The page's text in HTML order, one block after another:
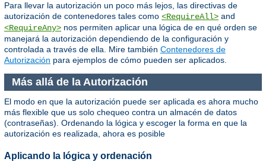
Para llevar la autorización un poco más lejos, las directivas de
autorización de contenedores tales como <RequireAll> and
<RequireAny> nos permiten aplicar una lógica de en qué orden se
manejará la autorización dependiendo de la configuración y
controlada a través de ella. Mire también Contenedores de
Autorización para ejemplos de cómo pueden ser aplicados.
Más allá de la Autorización
El modo en que la autorización puede ser aplicada es ahora mucho
más flexible que us solo chequeo contra un almacén de datos
(contraseñas). Ordenando la lógica y escoger la forma en que la
autorización es realizada, ahora es posible
Aplicando la lógica y ordenación